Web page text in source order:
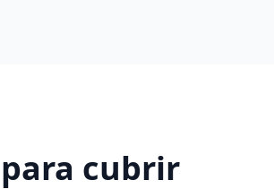
cubrir